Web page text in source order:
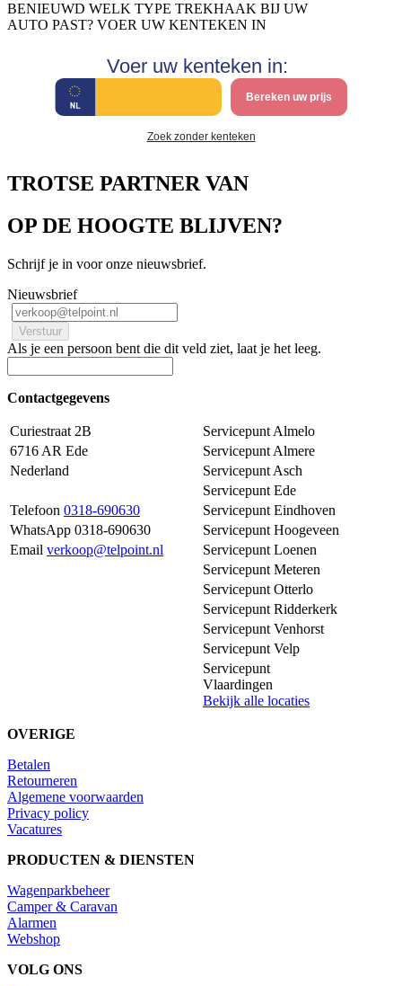
BENIEUWD WELK TYPE TREKHAAK BIJ UW
AUTO PAST? VOER UW KENTEKEN IN
Voer uw kenteken in:
Bereken uw prijs
Zoek zonder kenteken
TROTSE PARTNER VAN
OP DE HOOGTE BLIJVEN?
Schrijf je in voor onze nieuwsbrief.
Nieuwsbrief
Als je een persoon bent die dit veld ziet, laat je het leeg.
Contactgegevens
Curiestraat 2B
Servicepunt Almelo
6716 AR Ede
Servicepunt Almere
Nederland
Servicepunt Asch
Servicepunt Ede
Telefoon 0318-690630
Servicepunt Eindhoven
WhatsApp 0318-690630
Servicepunt Hoogeveen
Email verkoop@telpoint.nl
Servicepunt Loenen
Servicepunt Meteren
Servicepunt Otterlo
Servicepunt Ridderkerk
Servicepunt Venhorst
Servicepunt Velp
Servicepunt
Vlaardingen
Bekijk alle locaties
OVERIGE
Betalen
Retourneren
Algemene voorwaarden
Privacy policy
Vacatures
PRODUCTEN & DIENSTEN
Wagenparkbeheer
Camper & Caravan
Alarmen
Webshop
VOLG ONS